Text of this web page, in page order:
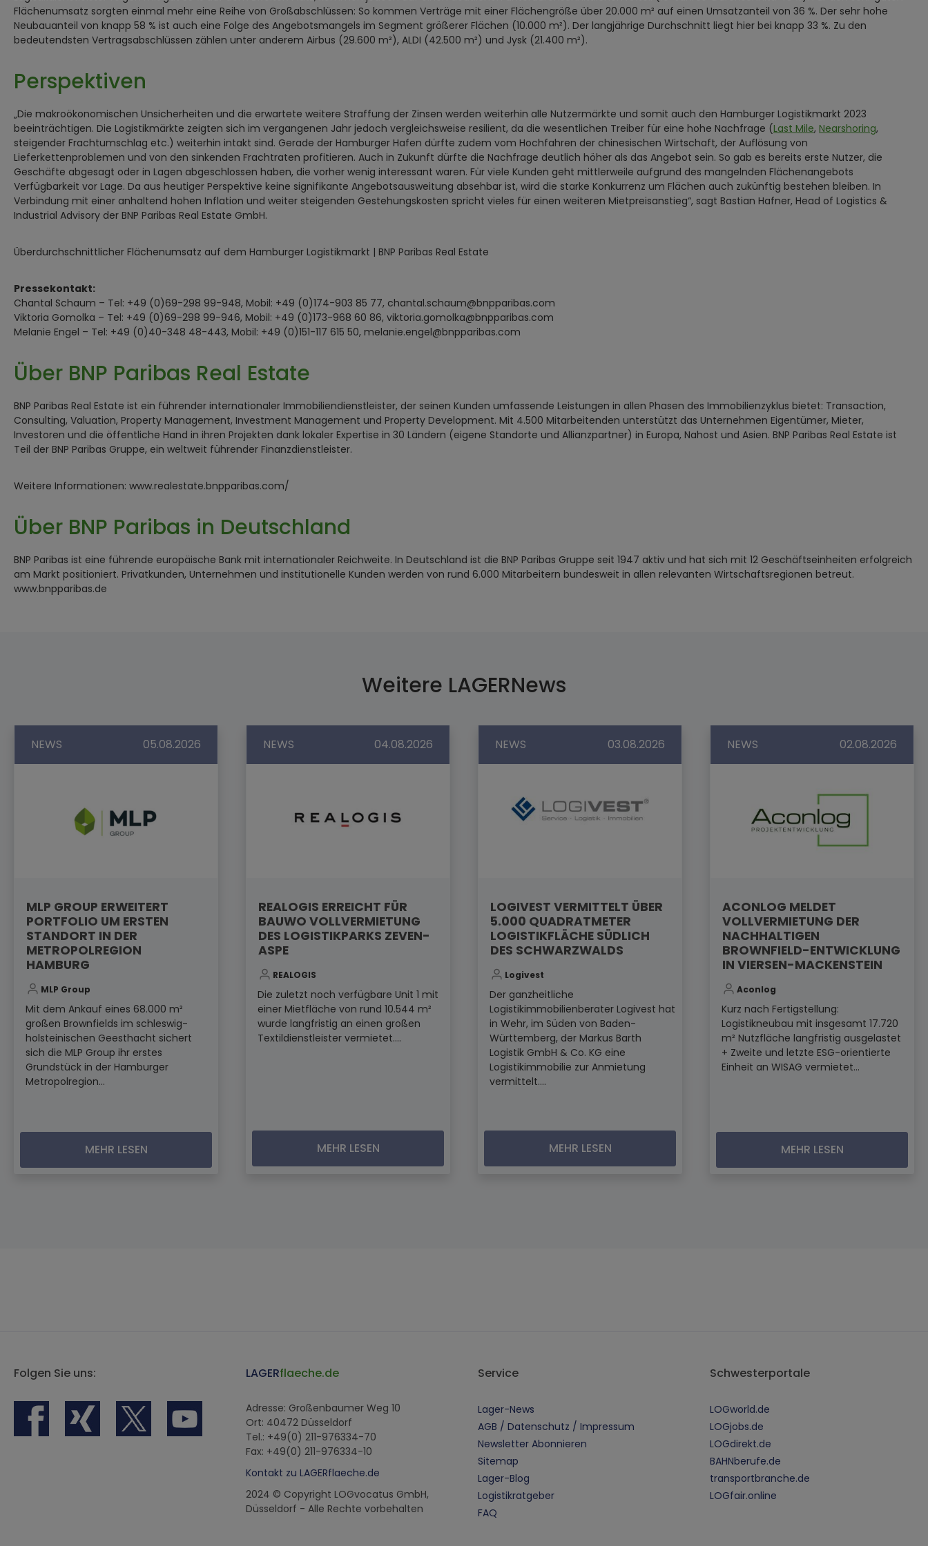
Flächenumsatz sorgten einmal mehr eine Reihe von Großabschlüssen: So kommen Verträge mit einer Flächengröße über 20.000 m² auf einen Umsatzanteil von 36 %. Der sehr hohe
Neubauanteil von knapp 58 % ist auch eine Folge des Angebotsmangels im Segment größerer Flächen (10.000 m²). Der langjährige Durchschnitt liegt hier bei knapp 33 %. Zu den
bedeutendsten Vertragsabschlüssen zählen unter anderem Airbus (29.600 m²), ALDI (42.500 m²) und Jysk (21.400 m²).
Perspektiven
„Die makroökonomischen Unsicherheiten und die erwartete weitere Straffung der Zinsen werden weiterhin alle Nutzermärkte und somit auch den Hamburger Logistikmarkt 2023
beeinträchtigen. Die Logistikmärkte zeigten sich im vergangenen Jahr jedoch vergleichsweise resilient, da die wesentlichen Treiber für eine hohe Nachfrage (Last Mile, Nearshoring,
steigender Frachtumschlag etc.) weiterhin intakt sind. Gerade der Hamburger Hafen dürfte zudem vom Hochfahren der chinesischen Wirtschaft, der Auflösung von
Lieferkettenproblemen und von den sinkenden Frachtraten profitieren. Auch in Zukunft dürfte die Nachfrage deutlich höher als das Angebot sein. So gab es bereits erste Nutzer, die
Geschäfte abgesagt oder in Lagen abgeschlossen haben, die vorher wenig interessant waren. Für viele Kunden geht mittlerweile aufgrund des mangelnden Flächenangebots
Verfügbarkeit vor Lage. Da aus heutiger Perspektive keine signifikante Angebotsausweitung absehbar ist, wird die starke Konkurrenz um Flächen auch zukünftig bestehen bleiben. In
Verbindung mit einer anhaltend hohen Inflation und weiter steigenden Gestehungskosten spricht vieles für einen weiteren Mietpreisanstieg“, sagt Bastian Hafner, Head of Logistics &
Industrial Advisory der BNP Paribas Real Estate GmbH.
Überdurchschnittlicher Flächenumsatz auf dem Hamburger Logistikmarkt | BNP Paribas Real Estate
Pressekontakt:
Chantal Schaum – Tel: +49 (0)69-298 99-948, Mobil: +49 (0)174-903 85 77, chantal.schaum@bnpparibas.com
Viktoria Gomolka – Tel: +49 (0)69-298 99-946, Mobil: +49 (0)173-968 60 86, viktoria.gomolka@bnpparibas.com
Melanie Engel – Tel: +49 (0)40-348 48-443, Mobil: +49 (0)151-117 615 50, melanie.engel@bnpparibas.com
Über BNP Paribas Real Estate
BNP Paribas Real Estate ist ein führender internationaler Immobiliendienstleister, der seinen Kunden umfassende Leistungen in allen Phasen des Immobilienzyklus bietet: Transaction,
Consulting, Valuation, Property Management, Investment Management und Property Development. Mit 4.500 Mitarbeitenden unterstützt das Unternehmen Eigentümer, Mieter,
Investoren und die öffentliche Hand in ihren Projekten dank lokaler Expertise in 30 Ländern (eigene Standorte und Allianzpartner) in Europa, Nahost und Asien. BNP Paribas Real Estate ist
Teil der BNP Paribas Gruppe, ein weltweit führender Finanzdienstleister.
Weitere Informationen: www.realestate.bnpparibas.com/
Über BNP Paribas in Deutschland
BNP Paribas ist eine führende europäische Bank mit internationaler Reichweite. In Deutschland ist die BNP Paribas Gruppe seit 1947 aktiv und hat sich mit 12 Geschäftseinheiten erfolgreich
am Markt positioniert. Privatkunden, Unternehmen und institutionelle Kunden werden von rund 6.000 Mitarbeitern bundesweit in allen relevanten Wirtschaftsregionen betreut.
www.bnpparibas.de
Weitere LAGERNews
NEWS 05.08.2026
MLP GROUP ERWEITERT
PORTFOLIO UM ERSTEN
STANDORT IN DER
METROPOLREGION
HAMBURG
MLP Group
Mit dem Ankauf eines 68.000 m²
großen Brownfields im schleswig-
holsteinischen Geesthacht sichert
sich die MLP Group ihr erstes
Grundstück in der Hamburger
Metropolregion...
MEHR LESEN
NEWS 04.08.2026
REALOGIS ERREICHT FÜR
BAUWO VOLLVERMIETUNG
DES LOGISTIKPARKS ZEVEN-
ASPE
REALOGIS
Die zuletzt noch verfügbare Unit 1 mit
einer Mietfläche von rund 10.544 m²
wurde langfristig an einen großen
Textildienstleister vermietet....
MEHR LESEN
NEWS 03.08.2026
LOGIVEST VERMITTELT ÜBER
5.000 QUADRATMETER
LOGISTIKFLÄCHE SÜDLICH
DES SCHWARZWALDS
Logivest
Der ganzheitliche
Logistikimmobilienberater Logivest hat
in Wehr, im Süden von Baden-
Württemberg, der Markus Barth
Logistik GmbH & Co. KG eine
Logistikimmobilie zur Anmietung
vermittelt....
MEHR LESEN
NEWS 02.08.2026
ACONLOG MELDET
VOLLVERMIETUNG DER
NACHHALTIGEN
BROWNFIELD-ENTWICKLUNG
IN VIERSEN-MACKENSTEIN
Aconlog
Kurz nach Fertigstellung:
Logistikneubau mit insgesamt 17.720
m² Nutzfläche langfristig ausgelastet
+ Zweite und letzte ESG-orientierte
Einheit an WISAG vermietet...
MEHR LESEN
Folgen Sie uns: LAGERflaeche.de
Adresse: Großenbaumer Weg 10
Ort: 40472 Düsseldorf
Tel.: +49(0) 211-976334-70
Fax: +49(0) 211-976334-10
Kontakt zu LAGERflaeche.de
2024 © Copyright LOGvocatus GmbH,
Düsseldorf - Alle Rechte vorbehalten
Service
Lager-News
AGB / Datenschutz / Impressum
Newsletter Abonnieren
Sitemap
Lager-Blog
Logistikratgeber
FAQ
Schwesterportale
LOGworld.de
LOGjobs.de
LOGdirekt.de
BAHNberufe.de
transportbranche.de
LOGfair.online